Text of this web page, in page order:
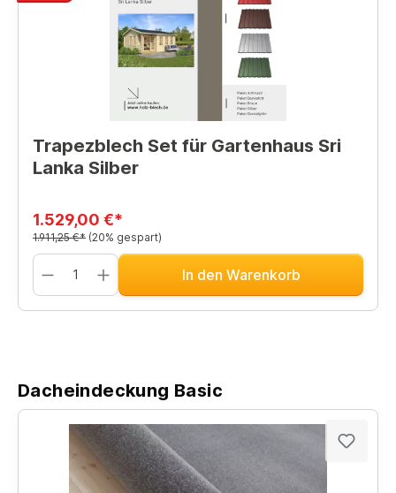
Trapezblech Set für Gartenhaus Sri
Lanka Silber
1.529,00 €*
1.911,25 €* (20% gespart)
In den Warenkorb
Dacheindeckung Basic